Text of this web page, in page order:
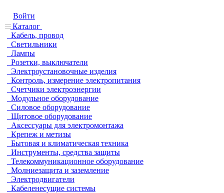
Войти
Каталог
Кабель, провод
Светильники
Лампы
Розетки, выключатели
Электроустановочные изделия
Контроль, измерение электропитания
Счетчики электроэнергии
Модульное оборудование
Силовое оборудование
Щитовое оборудование
Аксессуары для электромонтажа
Крепеж и метизы
Бытовая и климатическая техника
Инструменты, средства защиты
Телекоммуникационное оборудование
Молниезащита и заземление
Электродвигатели
Кабеленесущие системы